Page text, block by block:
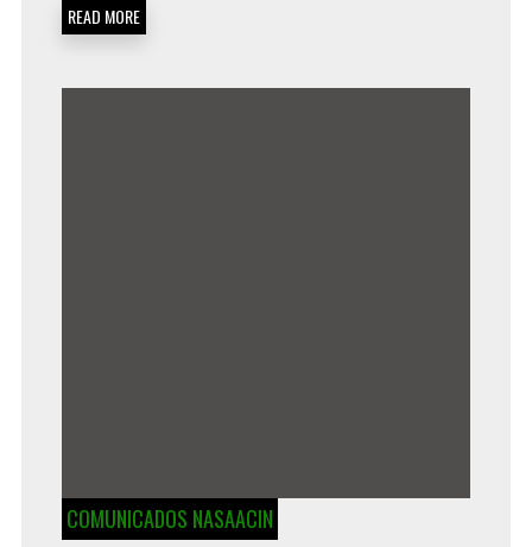
READ MORE
COMUNICADOS NASAACIN